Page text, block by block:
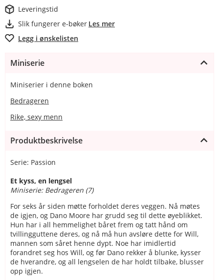
Leveringstid
Slik fungerer e-bøker Les mer
Legg i ønskelisten
Miniserie
Miniserier i denne boken
Bedrageren
Rike, sexy menn
Produktbeskrivelse
Serie: Passion
Et kyss, en lengsel
Miniserie: Bedrageren (7)
For seks år siden møtte forholdet deres veggen. Nå møtes
de igjen, og Dano Moore har grudd seg til dette øyeblikket.
Hun har i all hemmelighet båret frem og tatt hånd om
tvillingguttene deres, og nå må hun avsløre dette for Will,
mannen som såret henne dypt. Noe har imidlertid
forandret seg hos Will, og før Dano rekker å blunke, kysser
de hverandre, og all lengselen de har holdt tilbake, blusser
opp igjen.